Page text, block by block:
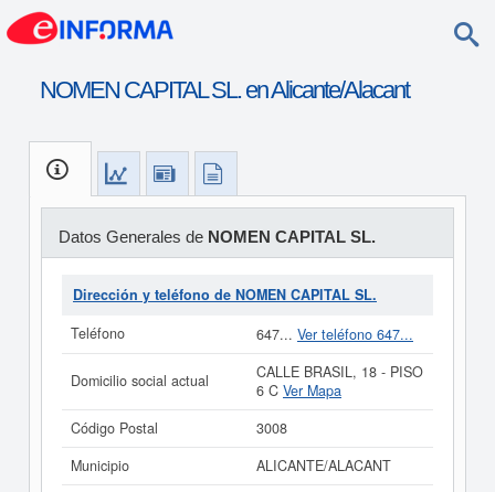
NOMEN CAPITAL SL. en Alicante/Alacant
Datos Generales de NOMEN CAPITAL SL.
Dirección y teléfono de NOMEN CAPITAL SL.
Teléfono
647... Ver teléfono 647...
Domicilio social actual
CALLE BRASIL, 18 - PISO
6 C Ver Mapa
Código Postal
3008
Municipio
ALICANTE/ALACANT